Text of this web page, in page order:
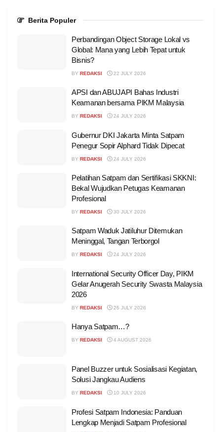
Berita Populer
Perbandingan Object Storage Lokal vs
Global: Mana yang Lebih Tepat untuk
Bisnis?
BY REDAKSI 22 JULY 2026
APSI dan ABUJAPI Bahas Industri
Keamanan bersama PIKM Malaysia
BY REDAKSI 24 JULY 2026
Gubernur DKI Jakarta Minta Satpam
Penegur Sopir Alphard Tidak Dipecat
BY REDAKSI 24 JULY 2026
Pelatihan Satpam dan Sertifikasi SKKNI:
Bekal Wujudkan Petugas Keamanan
Profesional
BY REDAKSI 30 JULY 2026
Satpam Waduk Jatiluhur Ditemukan
Meninggal, Tangan Terborgol
BY REDAKSI 24 JULY 2026
International Security Officer Day, PIKM
Gelar Anugerah Security Swasta Malaysia
2026
BY REDAKSI 26 JULY 2026
Hanya Satpam…?
BY REDAKSI 4 AUGUST 2026
Panel Buzzer untuk Sosialisasi Kegiatan,
Solusi Jangkau Audiens
BY REDAKSI 10 JULY 2026
Profesi Satpam Indonesia: Panduan
Lengkap Menjadi Satpam Profesional